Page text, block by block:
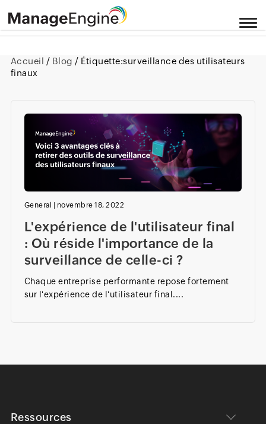
Accueil / Blog / Étiquette:surveillance des utilisateurs
finaux
General | novembre 18, 2022
L'expérience de l'utilisateur final
: Où réside l'importance de la
surveillance de celle-ci ?
Chaque entreprise performante repose fortement
sur l'expérience de l'utilisateur final....
Ressources